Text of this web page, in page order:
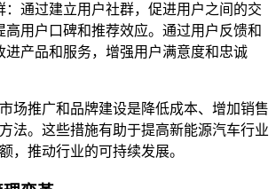
：通过建立用户社群，促进用户之间的交
高用户口碑和推荐效应。通过用户反馈和
进产品和服务，增强用户满意度和忠诚
场推广和品牌建设是降低成本、增加销售
法。这些措施有助于提高新能源汽车行业
，推动行业的可持续发展。